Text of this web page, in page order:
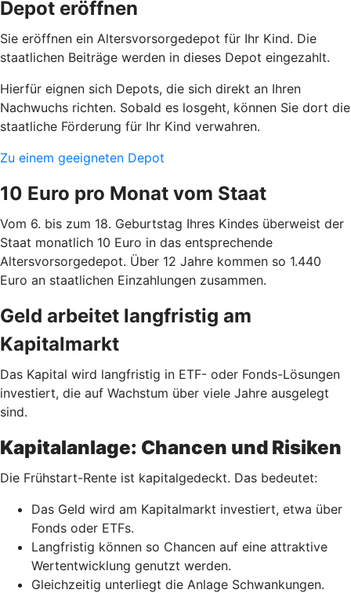
Depot eröffnen
Sie eröffnen ein Altersvorsorgedepot für Ihr Kind. Die
staatlichen Beiträge werden in dieses Depot eingezahlt.
Hierfür eignen sich Depots, die sich direkt an Ihren
Nachwuchs richten. Sobald es losgeht, können Sie dort die
staatliche Förderung für Ihr Kind verwahren.
Zu einem geeigneten Depot
10 Euro pro Monat vom Staat
Vom 6. bis zum 18. Geburtstag Ihres Kindes überweist der
Staat monatlich 10 Euro in das entsprechende
Altersvorsorgedepot. Über 12 Jahre kommen so 1.440
Euro an staatlichen Einzahlungen zusammen.
Geld arbeitet langfristig am
Kapitalmarkt
Das Kapital wird langfristig in ETF- oder Fonds-Lösungen
investiert, die auf Wachstum über viele Jahre ausgelegt
sind.
Kapitalanlage: Chancen und Risiken
Die Frühstart-Rente ist kapitalgedeckt. Das bedeutet:
Das Geld wird am Kapitalmarkt investiert, etwa über
Fonds oder ETFs.
Langfristig können so Chancen auf eine attraktive
Wertentwicklung genutzt werden.
Gleichzeitig unterliegt die Anlage Schwankungen.